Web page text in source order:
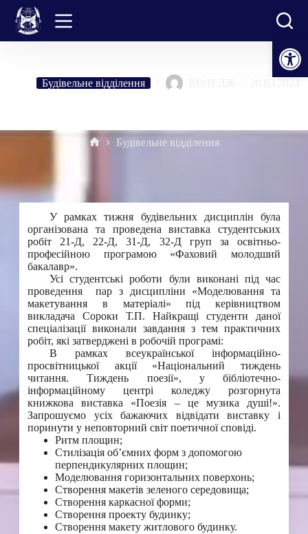
Відкрити Панель інструментів
Перейти
вмісту
Будівельне відділення КОЛЕДЖ 20.03.2024
Будівельне відділення
У рамках тижня будівельних дисциплін була
організована та проведена виставка студентських
робіт 21-Д, 22-Д, 31-Д, 32-Д груп за освітньо-
професійною програмою «Фаховий молодший
бакалавр».
Усі студентські роботи були виконані під час
проведення пар з дисципліни «Моделювання та
макетування в матеріалі» під керівництвом
викладача Сороки Т.П. Найкращі студенти даної
спеціалізації виконали завдання з тем практичних
робіт, які затверджені в робочій програмі:
В рамках всеукраїнської інформаційно-
просвітницької акції «Національний тиждень
читання. Тиждень поезії», у бібліотечно-
інформаційному центрі коледжу розгорнута
книжкова виставка «Поезія – це музика душі!».
Запрошуємо усіх бажаючих відвідати виставку і
поринути у неповторний світ поетичної сповіді.
Ритм площин;
Стилізація об’ємних форм з допомогою
перпендикулярних площин;
Моделювання горизонтальних поверхонь;
Створення макетів зеленого середовища;
Створення каркасної форми;
Створення проекту будинку;
Створення макету житлового будинку.